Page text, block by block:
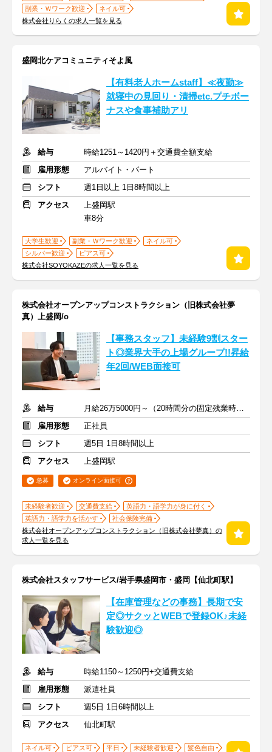
副業・Ｗワーク歓迎
ネイル可
株式会社りらくの求人一覧を見る
盛岡北ケアコミュニティそよ風
【有料老人ホームstaff】≪夜勤≫
就寝中の見回り・清掃etc.プチボー
ナスや食事補助アリ
給与
時給1251～1420円＋交通費全額支給
雇用形態
アルバイト・パート
シフト
週1日以上 1日8時間以上
アクセス
上盛岡駅
車8分
大学生歓迎 副業・Ｗワーク歓迎
ネイル可
シルバー歓迎
ピアス可
株式会社SOYOKAZEの求人一覧を見る
株式会社オープンアップコンストラクション（旧株式会社夢
真）上盛岡/o
【事務スタッフ】未経験9割スター
ト◎業界大手の上場グループ!!昇給
年2回/WEB面接可
給与
月給26万5000円～（20時間分の固定残業時間代を含む）
雇用形態
正社員
シフト
週5日 1日8時間以上
アクセス
上盛岡駅
急募 オンライン面接可
未経験者歓迎 交通費支給
英語力・語学力が身に付く
英語力・語学力を活かす
社会保険完備
株式会社オープンアップコンストラクション（旧株式会社夢真）の
求人一覧を見る
株式会社スタッフサービス/岩手県盛岡市・盛岡【仙北町駅】
【在庫管理などの事務】長期で安
定◎サクッとWEBで登録OK♪未経
験歓迎◎
給与
時給1150～1250円+交通費支給
雇用形態
派遣社員
シフト
週5日 1日6時間以上
アクセス
仙北町駅
ネイル可 ピアス可 平日 未経験者歓迎
髪色自由